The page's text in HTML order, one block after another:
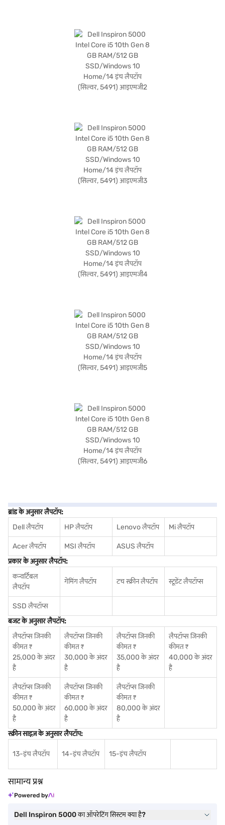
ब्रांड के अनुसार लैपटॉप:
Dell लैपटॉप
HP लैपटॉप Lenovo लैपटॉप Mi लैपटॉप
Acer लैपटॉप MSI लैपटॉप
ASUS लैपटॉप
प्रकार के अनुसार लैपटॉप:
कन्वर्टिबल
लैपटॉप
गेमिंग लैपटॉप टच स्क्रीन लैपटॉप स्टूडेंट लैपटॉप्स
SSD लैपटॉप्स
बजट के अनुसार लैपटॉप:
लैपटॉप्स जिनकी
कीमत ₹
25,000 के अंदर
है
लैपटॉप्स जिनकी
कीमत ₹
30,000 के अंदर
है
लैपटॉप्स जिनकी
कीमत ₹
35,000 के अंदर
है
लैपटॉप्स जिनकी
कीमत ₹
40,000 के अंदर
है
लैपटॉप्स जिनकी
कीमत ₹
50,000 के अंदर
है
लैपटॉप्स जिनकी
कीमत ₹
60,000 के अंदर
है
लैपटॉप्स जिनकी
कीमत ₹
80,000 के अंदर
है
स्क्रीन साइज़ के अनुसार लैपटॉप:
13-इंच लैपटॉप 14-इंच लैपटॉप 15-इंच लैपटॉप
सामान्य प्रश्न
Powered by
Dell Inspiron 5000 का ऑपरेटिंग सिस्टम क्या है?